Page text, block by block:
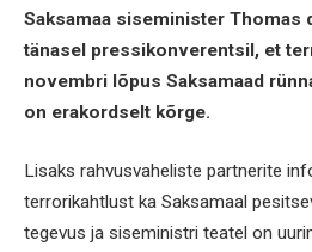
Saksamaa siseminister Thomas
tänasel pressikonverentsil, et
novembri lõpus Saksamaad
on erakordselt kõrge.
Lisaks rahvusvaheliste partnerite
terrorikahtlust ka Saksamaal
tegevus ja siseministri teatel on